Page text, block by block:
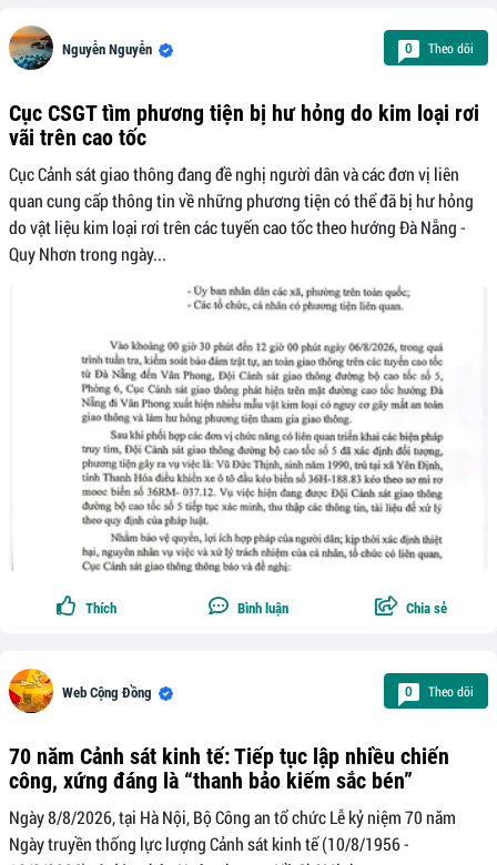
Nguyễn Nguyễn 0 Theo dõi
Cục CSGT tìm phương tiện bị hư hỏng do kim loại rơi
vãi trên cao tốc
Cục Cảnh sát giao thông đang đề nghị người dân và các đơn vị liên
quan cung cấp thông tin về những phương tiện có thể đã bị hư hỏng
do vật liệu kim loại rơi trên các tuyến cao tốc theo hướng Đà Nẵng -
Quy Nhơn trong ngày...
Thích Bình luận Chia sẻ
Web Cộng Đồng 0 Theo dõi
70 năm Cảnh sát kinh tế: Tiếp tục lập nhiều chiến
công, xứng đáng là “thanh bảo kiếm sắc bén”
Ngày 8/8/2026, tại Hà Nội, Bộ Công an tổ chức Lễ kỷ niệm 70 năm
Ngày truyền thống lực lượng Cảnh sát kinh tế (10/8/1956 -